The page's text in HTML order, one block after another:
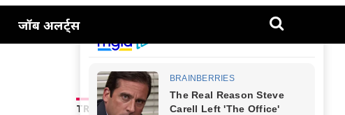
जॉब अलर्ट्स
TRENDING NEWS